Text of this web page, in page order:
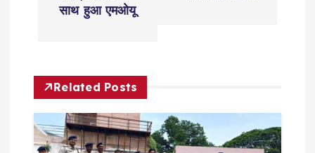
a
v
साथ हुआ एमओयू
Related Posts